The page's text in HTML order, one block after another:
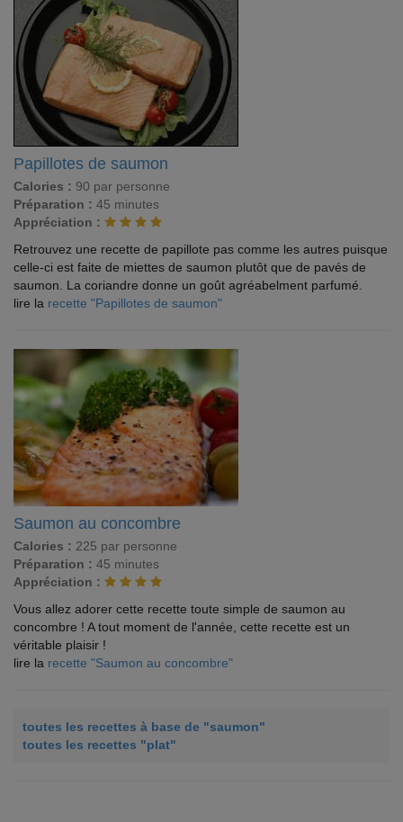
Papillotes de saumon
Calories : 90 par personne
Préparation : 45 minutes
Appréciation :
Retrouvez une recette de papillote pas comme les autres puisque
celle-ci est faite de miettes de saumon plutôt que de pavés de
saumon. La coriandre donne un goût agréabelment parfumé.
lire la recette "Papillotes de saumon"
Saumon au concombre
Calories : 225 par personne
Préparation : 45 minutes
Appréciation :
Vous allez adorer cette recette toute simple de saumon au
concombre ! A tout moment de l'année, cette recette est un
véritable plaisir !
lire la recette "Saumon au concombre"
toutes les recettes à base de "saumon"
toutes les recettes "plat"